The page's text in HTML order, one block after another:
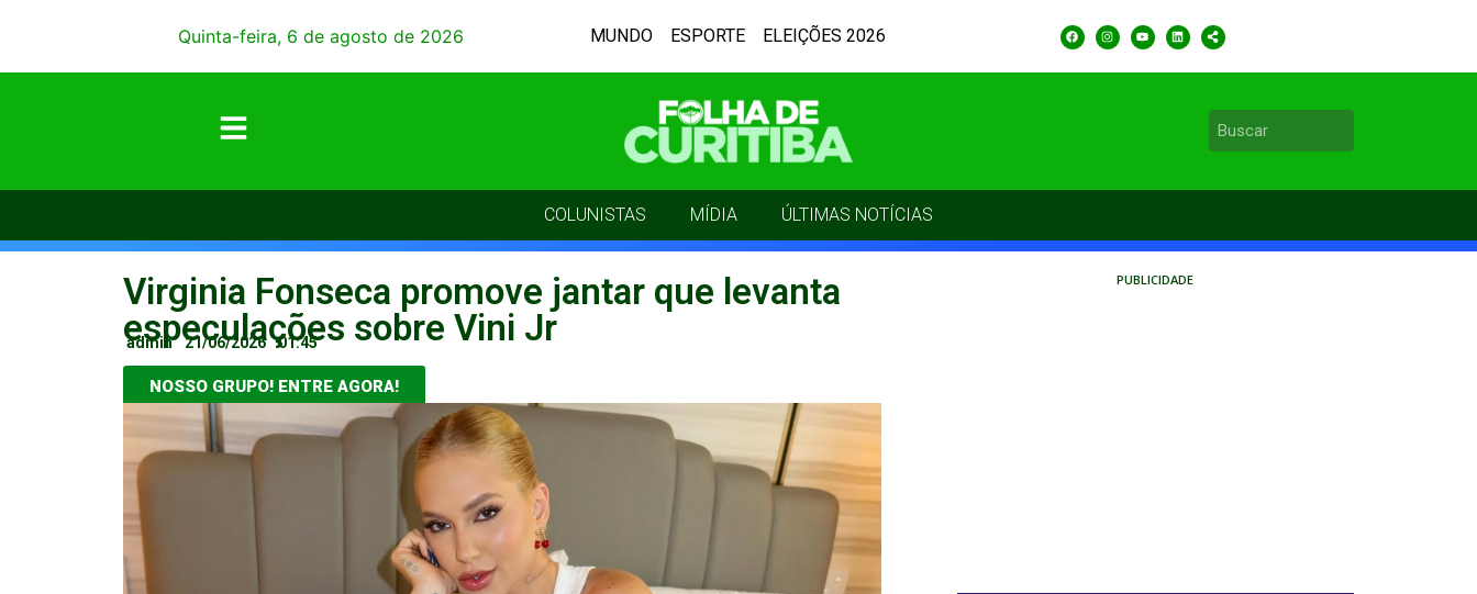
Quinta-feira, 6 de agosto de 2026 MUNDO ESPORTE ELEIÇÕES 2026
COLUNISTAS MÍDIA ÚLTIMAS NOTÍCIAS
Virginia Fonseca promove jantar que levanta
especulações sobre Vini Jr
admin 21/06/2026 01:45
NOSSO GRUPO! ENTRE AGORA!
PUBLICIDADE